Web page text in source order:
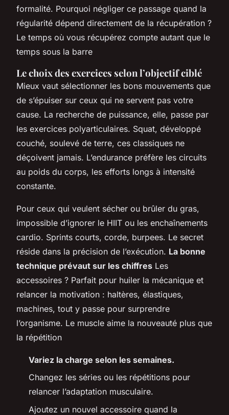
formalité. Pourquoi négliger ce passage quand la
régularité dépend directement de la récupération ?
Le temps où vous récupérez compte autant que le
temps sous la barre
Le choix des exercices selon l’objectif ciblé
Mieux vaut sélectionner les bons mouvements que
de s’épuiser sur ceux qui ne servent pas votre
cause. La recherche de puissance, elle, passe par
les exercices polyarticulaires. Squat, développé
couché, soulevé de terre, ces classiques ne
déçoivent jamais. L’endurance préfère les circuits
au poids du corps, les efforts longs à intensité
constante.
Pour ceux qui veulent sécher ou brûler du gras,
impossible d’ignorer le HIIT ou les enchaînements
cardio. Sprints courts, corde, burpees. Le secret
réside dans la précision de l’exécution. La bonne
technique prévaut sur les chiffres Les
accessoires ? Parfait pour huiler la mécanique et
relancer la motivation : haltères, élastiques,
machines, tout y passe pour surprendre
l’organisme. Le muscle aime la nouveauté plus que
la répétition
Variez la charge selon les semaines.
Changez les séries ou les répétitions pour
relancer l’adaptation musculaire.
Ajoutez un nouvel accessoire quand la